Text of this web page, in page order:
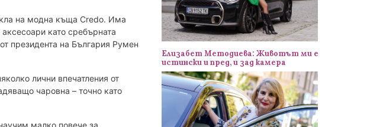
на модна къща Credo. Има
като сребърната
президента на България Румен
лични впечатления от
чаровна – точно като
Елизабет Методиева: Животът ми е
истински и пред, и зад камера